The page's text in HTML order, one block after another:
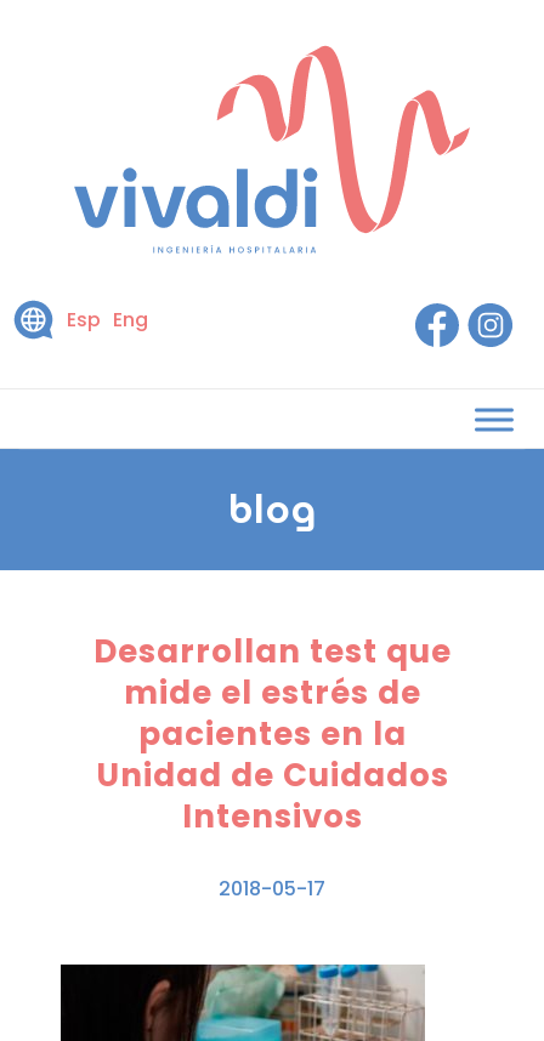
Esp Eng
blog
Desarrollan test que
mide el estrés de
pacientes en la
Unidad de Cuidados
Intensivos
2018-05-17